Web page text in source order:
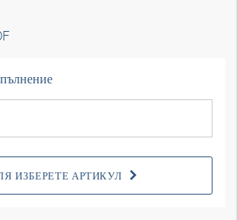
ИЗБЕРЕТЕ АРТИКУЛ